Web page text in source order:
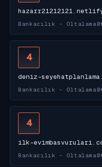
Bankacılık - Oltalama
4
deniz-
Bankacılık - Oltalama
4
ilk-
Bankacılık - Oltalama